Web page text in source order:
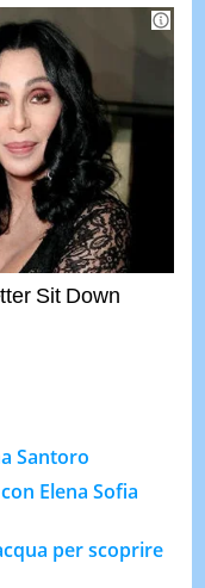
Santoro
Elena Sofia
per scoprire